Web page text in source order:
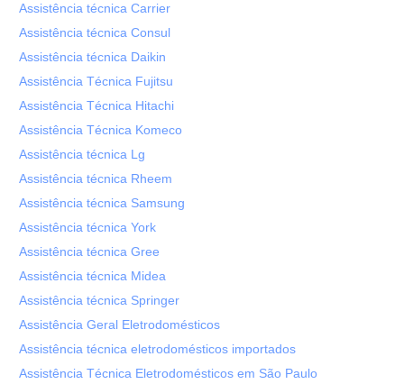
Assistência técnica Carrier
Assistência técnica Consul
Assistência técnica Daikin
Assistência Técnica Fujitsu
Assistência Técnica Hitachi
Assistência Técnica Komeco
Assistência técnica Lg
Assistência técnica Rheem
Assistência técnica Samsung
Assistência técnica York
Assistência técnica Gree
Assistência técnica Midea
Assistência técnica Springer
Assistência Geral Eletrodomésticos
Assistência técnica eletrodomésticos importados
Assistência Técnica Eletrodomésticos em São Paulo